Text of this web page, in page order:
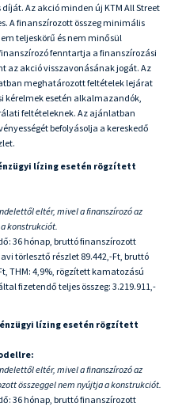
Az akció minden új KTM All Street
A finanszírozott összeg minimális
teljeskörű és nem minősül
fenntartja a finanszírozási
akció visszavonásának jogát. Az
meghatározott feltételek lejárat
esetén alkalmazandók,
feltételeknek. Az ajánlatban
befolyásolja a kereskedő
lízing esetén rögzített
eltér, mivel a finanszírozó az
konstrukciót.
36 hónap, bruttó finanszírozott
törlesztő részlet 89.442,-Ft, bruttó
THM: 4,9%, rögzített kamatozású
fizetendő teljes összeg: 3.219.911,-
lízing esetén rögzített
eltér, mivel a finanszírozó az
összeggel nem nyújtja a konstrukciót.
36 hónap, bruttó finanszírozott